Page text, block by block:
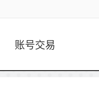
账号交易